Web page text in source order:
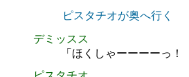
ピスタチオが奥へ行く
デミッスス
「ほくしゃーーーーっ！